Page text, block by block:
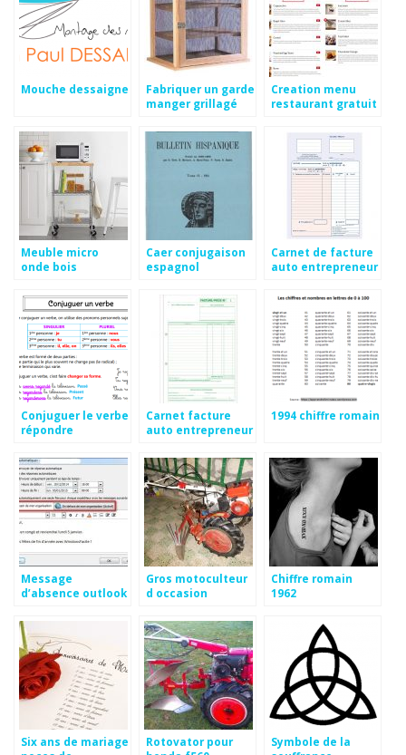
Mouche dessaigne
Fabriquer un garde
manger grillagé
Creation menu
restaurant gratuit
Meuble micro
onde bois
Caer conjugaison
espagnol
Carnet de facture
auto entrepreneur
Conjuguer le verbe
répondre
Carnet facture
auto entrepreneur
1994 chiffre romain
Message
d’absence outlook
Gros motoculteur
d occasion
Chiffre romain
1962
Six ans de mariage
Rotovator pour
Symbole de la